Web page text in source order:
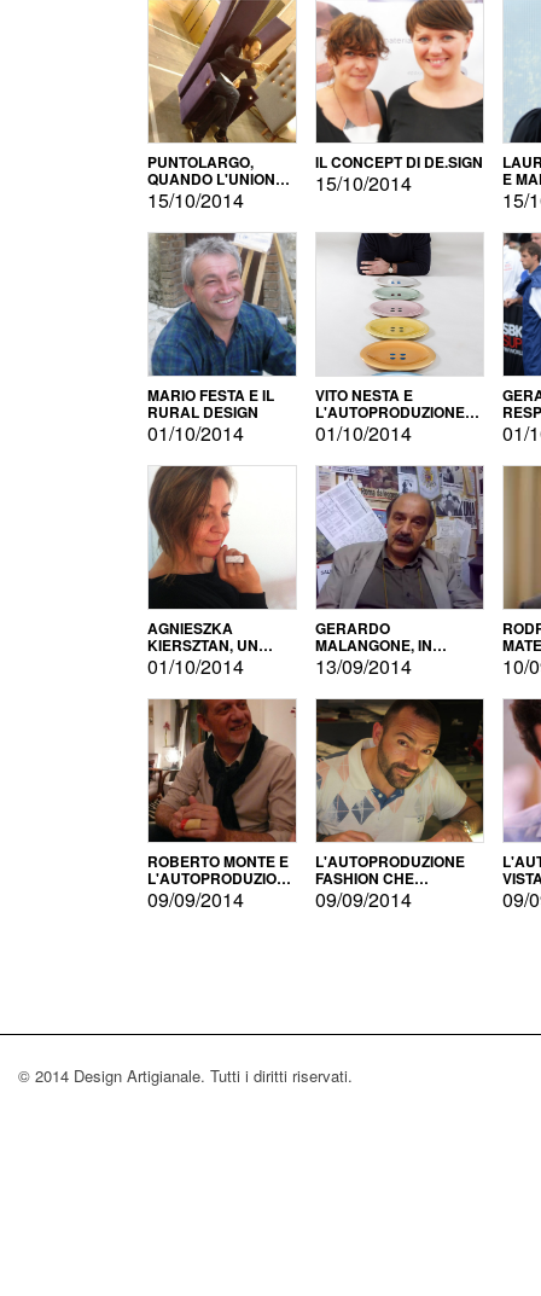
PUNTOLARGO,
QUANDO L'UNIONE
FA LA FORZA E
VINCE
15/10/2014
IL CONCEPT DI DE.SIGN
15/10/2014 E
15/
MARIO FESTA E IL
RURAL DESIGN
01/10/2014
VITO NESTA E
L'AUTOPRODUZIONE
COME RECUPERO DEI
SIMBOLI
01/10/2014 01/
AGNIESZKA
KIERSZTAN, UN
MODELLO DI
AUTOPRODUZIONE
01/10/2014
GERARDO
MALANGONE, IN
GIURIA PER IL
CONCORSO
LETTERARIO
13/09/2014 10/
ROBERTO MONTE E
L'AUTOPRODUZIONE
CON IL CENSIMENTO
09/09/2014
L'AUTOPRODUZIONE
FASHION CHE
CONQUISTA GLI USA
09/09/2014 09/
© 2014 Design Artigianale. Tutti i diritti riservati.